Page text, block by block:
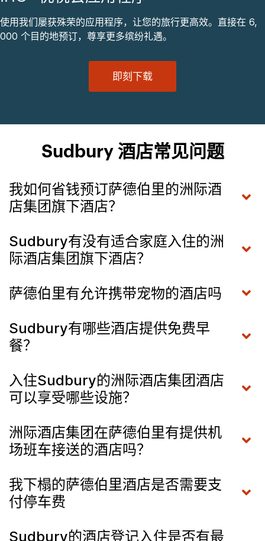
使用我们屡获殊荣的应用程序，让您的旅行更高效。直接在 6,
000 个目的地预订，尊享更多缤纷礼遇。
即刻下载
Sudbury 酒店常见问题
我如何省钱预订萨德伯里的洲际酒
店集团旗下酒店？
Sudbury有没有适合家庭入住的洲
际酒店集团旗下酒店？
萨德伯里有允许携带宠物的酒店吗
Sudbury有哪些酒店提供免费早
餐？
入住Sudbury的洲际酒店集团酒店
可以享受哪些设施？
洲际酒店集团在萨德伯里有提供机
场班车接送的酒店吗？
我下榻的萨德伯里酒店是否需要支
付停车费
Sudbury的酒店登记入住是否有最